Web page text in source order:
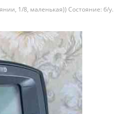
1/8, маленькая)) Состояние: б/у.